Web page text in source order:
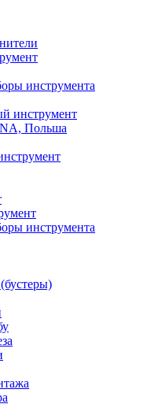
инструмента
инструмент
Польша
инструмента